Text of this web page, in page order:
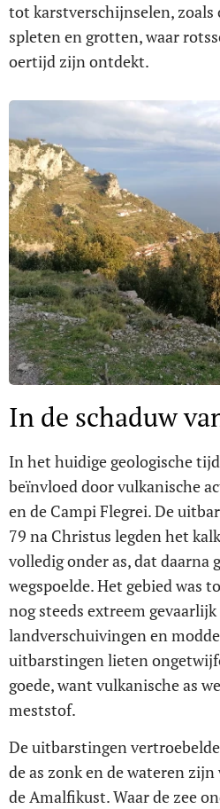
tot karstverschijnselen,
spleten en grotten, waar
oertijd zijn ontdekt.
In de schaduw
In het huidige geologische
beïnvloed door vulkanische
en de Campi Flegrei. De
79 na Christus legden het
volledig onder as, dat daarna
wegspoelde. Het gebied was
nog steeds extreem
landverschuivingen en
uitbarstingen lieten
goede, want vulkanische as
meststof.
De uitbarstingen
de as zonk en de wateren
de Amalfikust. Waar de zee